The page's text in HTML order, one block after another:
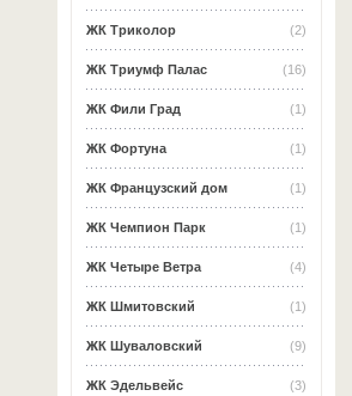
(2)
ЖК Триколор
(16)
ЖК Триумф Палас
(1)
ЖК Фили Град
(1)
ЖК Фортуна
(1)
ЖК Французский дом
(1)
ЖК Чемпион Парк
(4)
ЖК Четыре Ветра
(1)
ЖК Шмитовский
(9)
ЖК Шуваловский
(3)
ЖК Эдельвейс